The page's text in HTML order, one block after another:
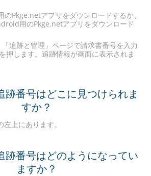
のPkge.netアプリをダウンロードするか、
用のPkge.netアプリをダウンロード
追跡と管理」ページで請求書番号を入力
押します。追跡情報が画面に表示されま
跡番号はどこに見つけられま
すか？
上にあります。
跡番号はどのようになってい
ますか？